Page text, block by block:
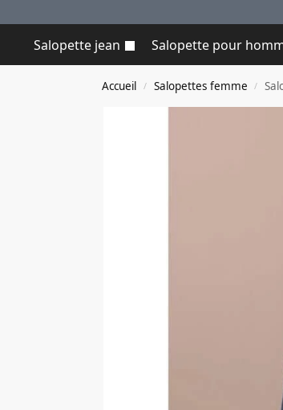
Salopette jean Salopette pour
Accueil / Salopettes femme /